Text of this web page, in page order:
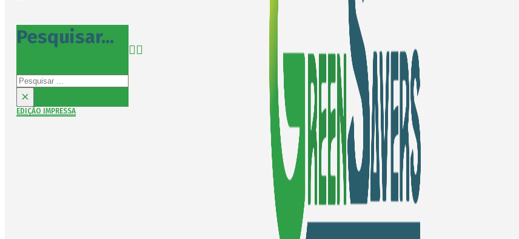
Pesquisar...
Pesquisar
×
EDIÇÃO IMPRESSA